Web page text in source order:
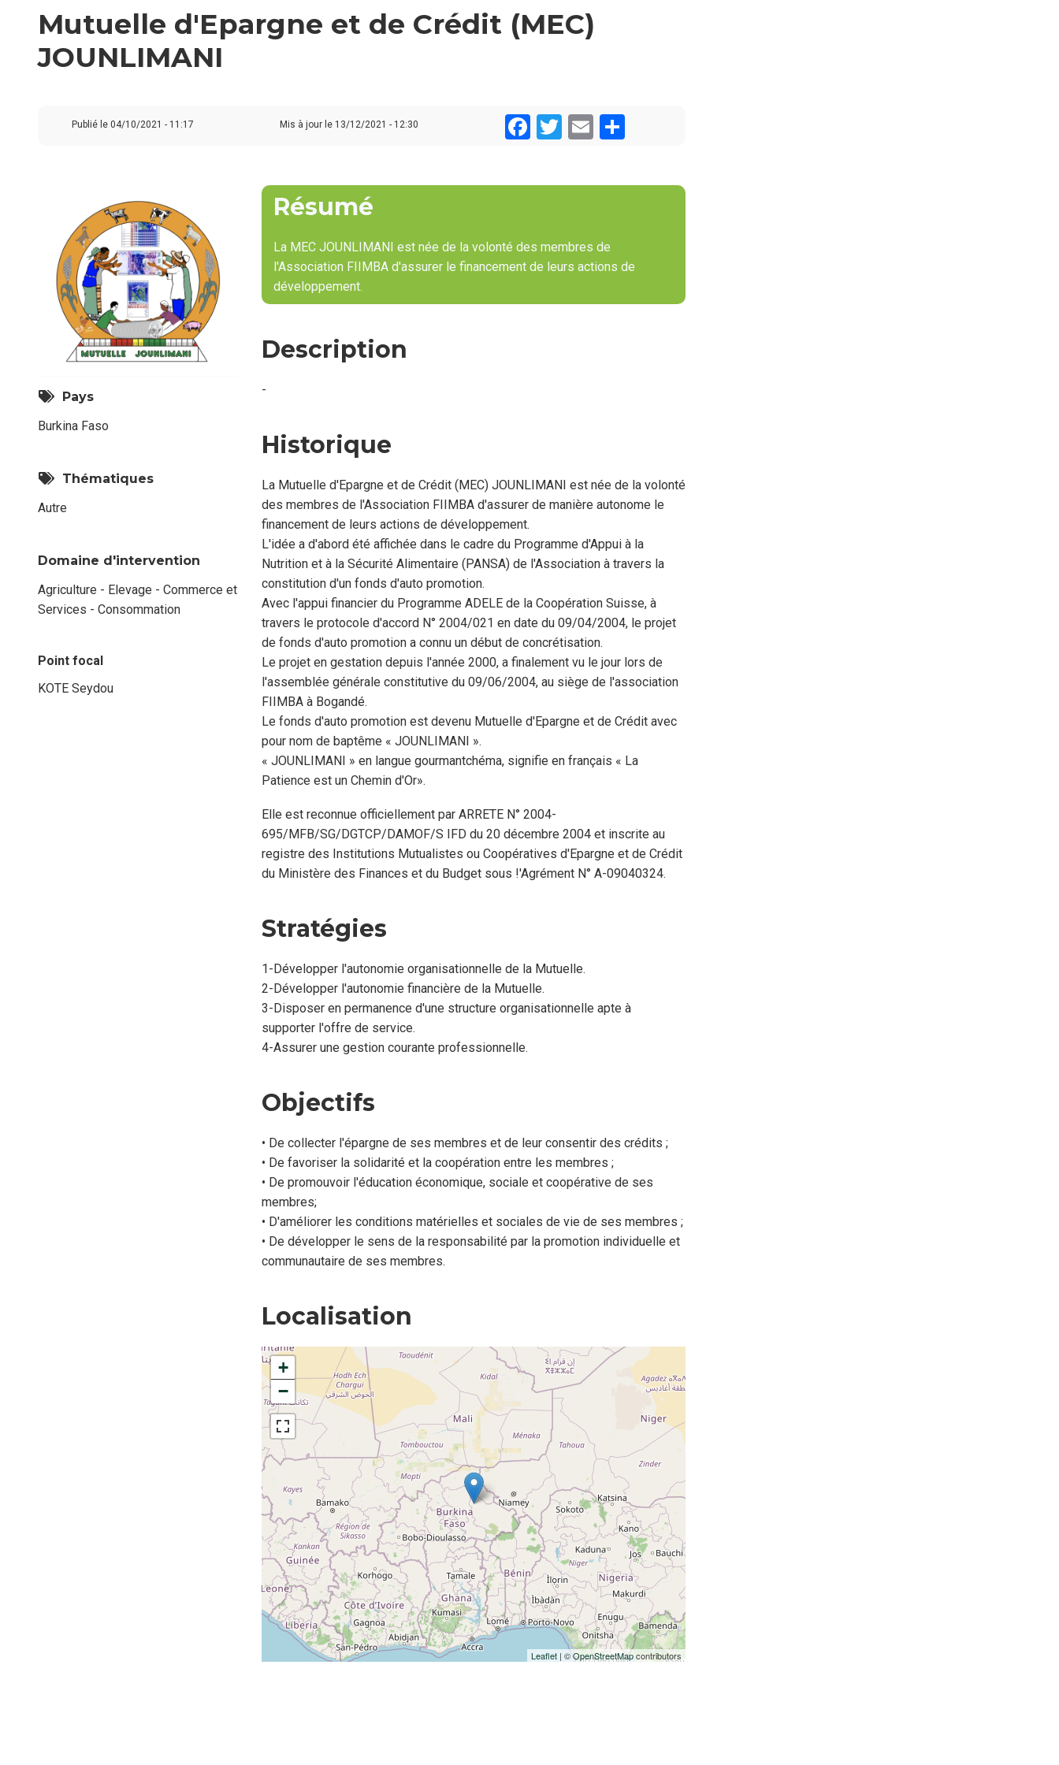
Mutuelle d'Epargne et de Crédit (MEC)
JOUNLIMANI
Publié le 04/10/2021 - 11:17 Mis à jour le 13/12/2021 - 12:30 Facebook
Twitter
EmailShare
Pays
Burkina Faso
Thématiques
Autre
Domaine d'intervention
Agriculture - Elevage - Commerce et
Services - Consommation
Point focal
KOTE Seydou
Résumé
La MEC JOUNLIMANI est née de la volonté des membres de
l'Association FIIMBA d'assurer le financement de leurs actions de
développement.
Description
-
Historique
La Mutuelle d'Epargne et de Crédit (MEC) JOUNLIMANI est née de la volonté
des membres de l'Association FIIMBA d'assurer de manière autonome le
financement de leurs actions de développement.
L'idée a d'abord été affichée dans le cadre du Programme d'Appui à la
Nutrition et à la Sécurité Alimentaire (PANSA) de l'Association à travers la
constitution d'un fonds d'auto promotion.
Avec l'appui financier du Programme ADELE de la Coopération Suisse, à
travers le protocole d'accord N° 2004/021 en date du 09/04/2004, le projet
de fonds d'auto promotion a connu un début de concrétisation.
Le projet en gestation depuis l'année 2000, a finalement vu le jour lors de
l'assemblée générale constitutive du 09/06/2004, au siège de l'association
FIIMBA à Bogandé.
Le fonds d'auto promotion est devenu Mutuelle d'Epargne et de Crédit avec
pour nom de baptême « JOUNLIMANI ».
« JOUNLIMANI » en langue gourmantchéma, signifie en français « La
Patience est un Chemin d'Or».
Elle est reconnue officiellement par ARRETE N° 2004-
695/MFB/SG/DGTCP/DAMOF/S IFD du 20 décembre 2004 et inscrite au
registre des Institutions Mutualistes ou Coopératives d'Epargne et de Crédit
du Ministère des Finances et du Budget sous !'Agrément N° A-09040324.
Stratégies
1-Développer l'autonomie organisationnelle de la Mutuelle.
2-Développer l'autonomie financière de la Mutuelle.
3-Disposer en permanence d'une structure organisationnelle apte à
supporter l'offre de service.
4-Assurer une gestion courante professionnelle.
Objectifs
• De collecter l'épargne de ses membres et de leur consentir des crédits ;
• De favoriser la solidarité et la coopération entre les membres ;
• De promouvoir l'éducation économique, sociale et coopérative de ses
membres;
• D'améliorer les conditions matérielles et sociales de vie de ses membres ;
• De développer le sens de la responsabilité par la promotion individuelle et
communautaire de ses membres.
Localisation
+
−
Leaflet| ©OpenStreetMapcontributors